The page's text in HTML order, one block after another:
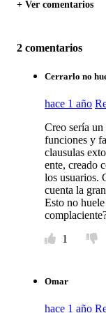
+ Ver comentarios
2 comentarios
Cerrarlo no
hace 1 año
Creo sería
funciones y
clausulas
ente, creado
los usuarios.
cuenta la
Esto no
1
Omar
hace 1 año